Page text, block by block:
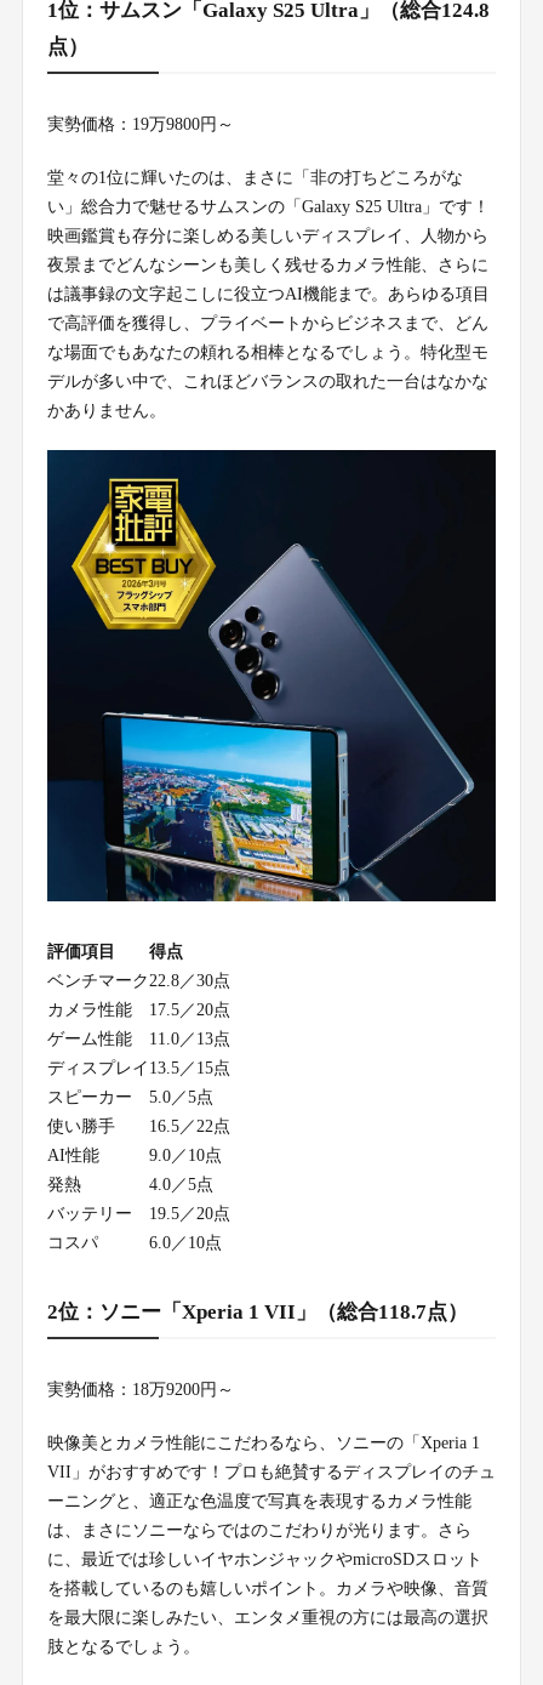
1位：サムスン「Galaxy S25 Ultra」（総合124.8
点）
実勢価格：19万9800円～
堂々の1位に輝いたのは、まさに「非の打ちどころがな
い」総合力で魅せるサムスンの「Galaxy S25 Ultra」です！
映画鑑賞も存分に楽しめる美しいディスプレイ、人物から
夜景までどんなシーンも美しく残せるカメラ性能、さらに
は議事録の文字起こしに役立つAI機能まで。あらゆる項目
で高評価を獲得し、プライベートからビジネスまで、どん
な場面でもあなたの頼れる相棒となるでしょう。特化型モ
デルが多い中で、これほどバランスの取れた一台はなかな
かありません。
評価項目
得点
ベンチマーク22.8／30点
カメラ性能
17.5／20点
ゲーム性能
11.0／13点
ディスプレイ 13.5／15点
スピーカー
5.0／5点
使い勝手
16.5／22点
AI性能
9.0／10点
発熱
4.0／5点
バッテリー
19.5／20点
コスパ
6.0／10点
2位：ソニー「Xperia 1 VII」（総合118.7点）
実勢価格：18万9200円～
映像美とカメラ性能にこだわるなら、ソニーの「Xperia 1
VII」がおすすめです！プロも絶賛するディスプレイのチュ
ーニングと、適正な色温度で写真を表現するカメラ性能
は、まさにソニーならではのこだわりが光ります。さら
に、最近では珍しいイヤホンジャックやmicroSDスロット
を搭載しているのも嬉しいポイント。カメラや映像、音質
を最大限に楽しみたい、エンタメ重視の方には最高の選択
肢となるでしょう。